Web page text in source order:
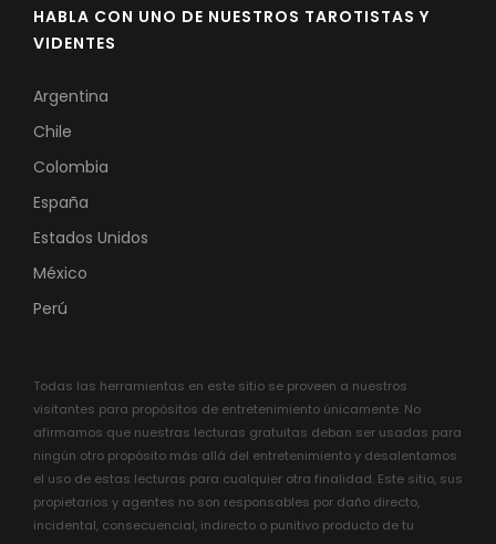
HABLA CON UNO DE NUESTROS TAROTISTAS Y
VIDENTES
Argentina
Chile
Colombia
España
Estados Unidos
México
Perú
Todas las herramientas en este sitio se proveen a nuestros
visitantes para propósitos de entretenimiento únicamente. No
afirmamos que nuestras lecturas gratuitas deban ser usadas para
ningún otro propósito más allá del entretenimiento y desalentamos
el uso de estas lecturas para cualquier otra finalidad. Este sitio, sus
propietarios y agentes no son responsables por daño directo,
incidental, consecuencial, indirecto o punitivo producto de tu